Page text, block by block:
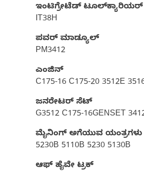
ಇಂಟಿಗ್ರೇಟೆಡ್ ಟೂಲ್‌ಕ್ಯಾರಿಯರ್‌
IT38H
ಪವರ್ ಮಾಡ್ಯೂಲ್
PM3412
ಎಂಜಿನ್
C175-16 C175-20 3512E
ಜನರೇಟರ್ ಸೆಟ್‌
G3512 C175-16GENSET
ಮೈನಿಂಗ್ ಅಗೆಯುವ ಯಂತ್ರಗಳು
5230B 5110B 5230 5130B
ಆಫ್ ಹೈವೇ ಟ್ರಕ್​